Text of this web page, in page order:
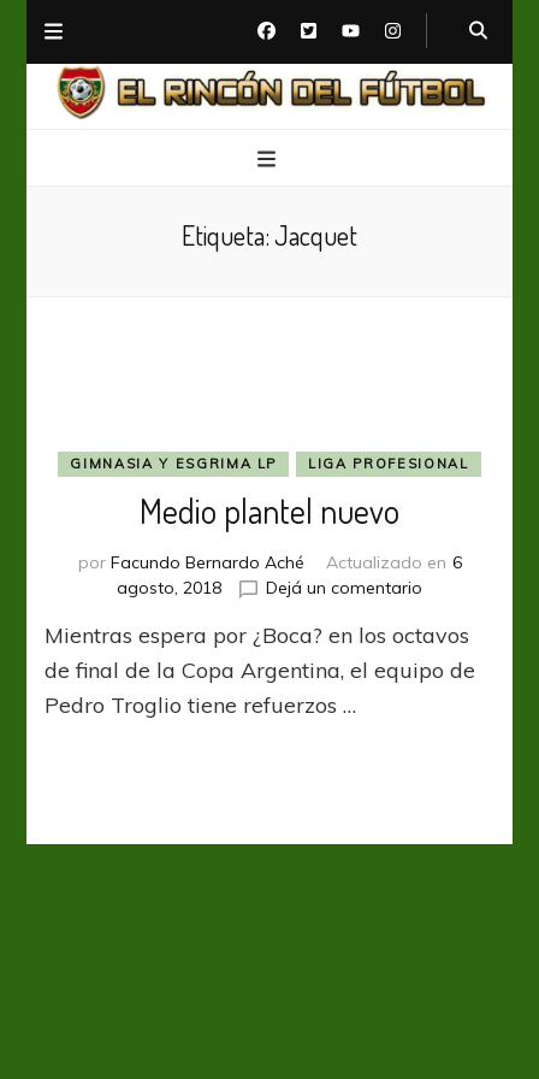
Etiqueta:Jacquet
GIMNASIA Y ESGRIMA LP LIGA PROFESIONAL
Medio plantel nuevo
por Facundo Bernardo Aché Actualizado en 6
agosto, 2018
Dejá un comentario
plantel
nuevo
Mientras espera por ¿Boca? en los octavos
de final de la Copa Argentina, el equipo de
Pedro Troglio tiene refuerzos …